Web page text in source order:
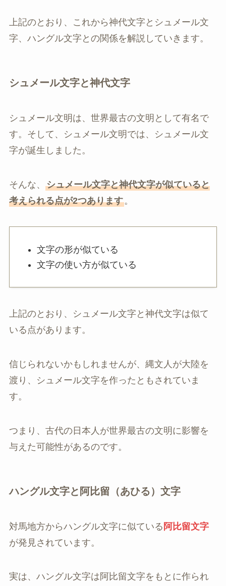
上記のとおり、これから神代文字とシュメール文
字、ハングル文字との関係を解説していきます。
シュメール文字と神代文字
シュメール文明は、世界最古の文明として有名で
す。そして、シュメール文明では、シュメール文
字が誕生しました。
そんな、 シュメール文字と神代文字が似ていると
考えられる点が2つあります。
文字の形が似ている
文字の使い方が似ている
上記のとおり、シュメール文字と神代文字は似て
いる点があります。
信じられないかもしれませんが、縄文人が大陸を
渡り、シュメール文字を作ったともされていま
す。
つまり、古代の日本人が世界最古の文明に影響を
与えた可能性があるのです。
ハングル文字と阿比留（あひる）文字
対馬地方からハングル文字に似ている 阿比留文字
が発見されています。
実は、ハングル文字は阿比留文字をもとに作られ